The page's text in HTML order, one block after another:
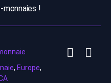
!
, Europe,